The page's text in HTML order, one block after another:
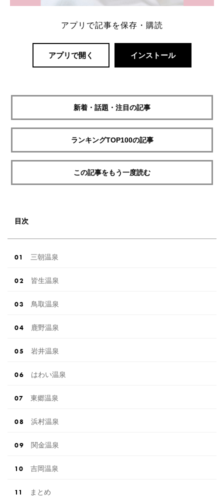
アプリで記事を保存・購読
アプリで開く インストール
新着・話題・注目の記事
ランキングTOP100の記事
この記事をもう一度読む
目次
三朝温泉
皆生温泉
鳥取温泉
鹿野温泉
岩井温泉
はわい温泉
東郷温泉
浜村温泉
関金温泉
吉岡温泉
まとめ